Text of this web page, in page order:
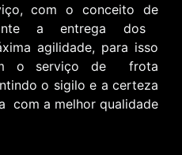
com o conceito de
a entrega dos
agilidade, para isso
o serviço de frota
o sigilo e a certeza
com a melhor qualidade